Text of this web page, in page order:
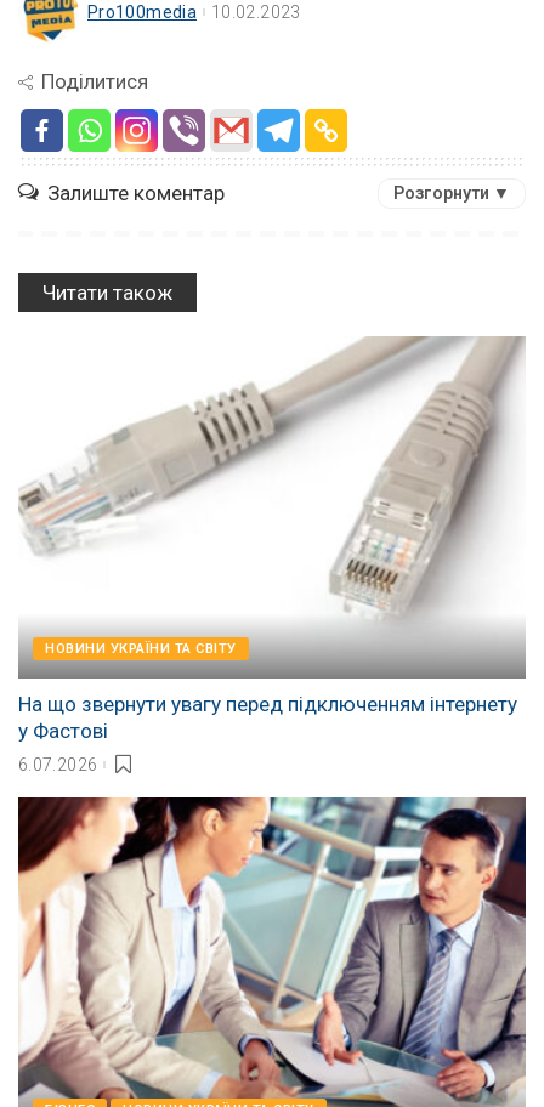
Pro100media 10.02.2023
Поділитися
Залиште коментар Розгорнути ▼
Читати також
НОВИНИ УКРАЇНИ ТА СВІТУ
На що звернути увагу перед підключенням інтернету
у Фастові
6.07.2026